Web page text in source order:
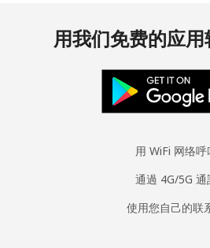
用我们免费的应
用 WiFi 网络呼
通過 4G/5G 通
使用您自己的联